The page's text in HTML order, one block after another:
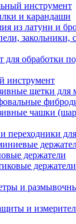
инструмент
и карандаши
из латуни и
закольники,
для обработки
инструмент
щетки для
чашки
переходники
держатели
держатели
и
и